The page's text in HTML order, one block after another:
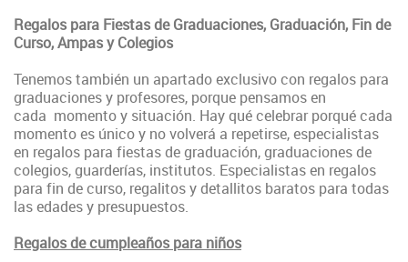
Regalos para Fiestas de Graduaciones, Graduación, Fin de
Curso, Ampas y Colegios
Tenemos también un apartado exclusivo con regalos para
graduaciones y profesores, porque pensamos en
cada momento y situación. Hay qué celebrar porqué cada
momento es único y no volverá a repetirse, especialistas
en regalos para fiestas de graduación, graduaciones de
colegios, guarderías, institutos. Especialistas en regalos
para fin de curso, regalitos y detallitos baratos para todas
las edades y presupuestos.
Regalos de cumpleaños para niños